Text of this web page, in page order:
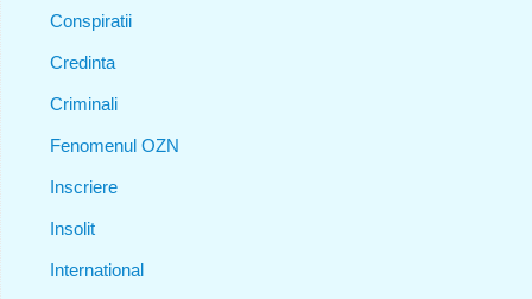
Conspiratii
Credinta
Criminali
Fenomenul OZN
Inscriere
Insolit
International